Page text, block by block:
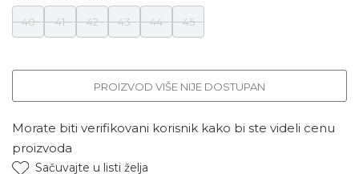
40 41 42 43 44 45
PROIZVOD VIŠE NIJE DOSTUPAN
Morate biti verifikovani korisnik kako bi ste videli cenu
proizvoda
Sačuvajte u listi želja